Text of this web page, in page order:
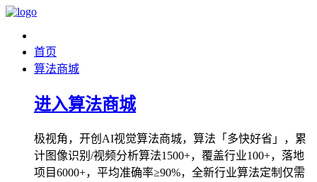
首页
算法商城
进入算法商城
极视角，开创AI视觉算法商城，算法「多快好省」，累
计图像识别/视频分析算法1500+，覆盖行业100+，落地
项目6000+，平均准确率≥90%，全新行业算法定制仅需